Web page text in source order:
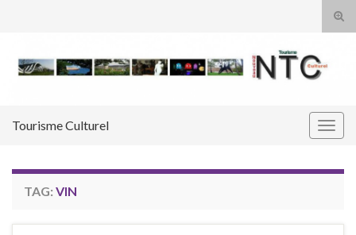
Tourisme Culturel
TAG: VIN